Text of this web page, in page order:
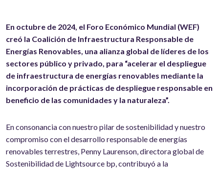
En octubre de 2024, el Foro Económico Mundial (WEF)
creó la Coalición de Infraestructura Responsable de
Energías Renovables, una alianza global de líderes de los
sectores público y privado, para “acelerar el despliegue
de infraestructura de energías renovables mediante la
incorporación de prácticas de despliegue responsable en
beneficio de las comunidades y la naturaleza”.
En consonancia con nuestro pilar de sostenibilidad y nuestro
compromiso con el desarrollo responsable de energías
renovables terrestres, Penny Laurenson, directora global de
Sostenibilidad de Lightsource bp, contribuyó a la